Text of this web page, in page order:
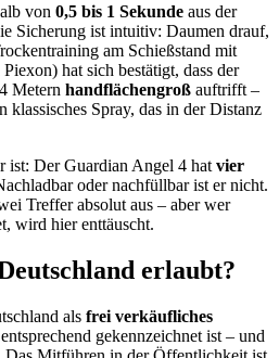
von 0,5 bis 1 Sekunde aus der
Sicherung ist intuitiv: Daumen drauf,
am Schießstand mit
hat sich bestätigt, dass der
Metern handflächengroß auftrifft –
klassisches Spray, das in der Distanz
ist: Der Guardian Angel 4 hat vier
oder nachfüllbar ist er nicht.
Treffer absolut aus – aber wer
wird hier enttäuscht.
erlaubt?
als frei verkäufliches
gekennzeichnet ist – und